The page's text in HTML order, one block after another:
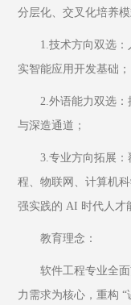
分层化、交叉化培养模
1.技术方向双选：
实智能应用开发基础；
2.外语能力双选
与深造通道；
3.专业方向拓展
程、物联网、计算机
强实践的 AI 时代人才
教育理念：
软件工程专业全
力需求为核心，重构